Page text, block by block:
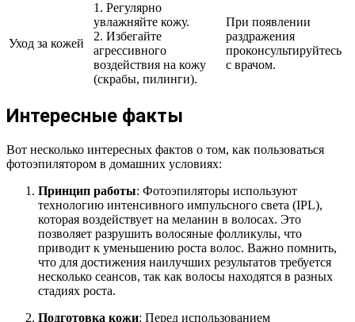
Уход за кожей
1. Регулярно
увлажняйте кожу.
2. Избегайте
агрессивного
воздействия на кожу
(скрабы, пилинги).
При появлении
раздражения
проконсультируйтесь
с врачом.
Интересные факты
Вот несколько интересных фактов о том, как пользоваться
фотоэпилятором в домашних условиях:
Принцип работы: Фотоэпиляторы используют
технологию интенсивного импульсного света (IPL),
которая воздействует на меланин в волосах. Это
позволяет разрушить волосяные фолликулы, что
приводит к уменьшению роста волос. Важно помнить,
что для достижения наилучших результатов требуется
несколько сеансов, так как волосы находятся в разных
стадиях роста.
Подготовка кожи: Перед использованием